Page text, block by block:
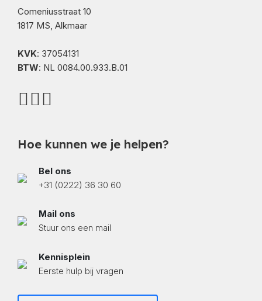
Comeniusstraat 10
1817 MS, Alkmaar
KVK: 37054131
BTW: NL 0084.00.933.B.01
Hoe kunnen we je helpen?
Bel ons
+31 (0222) 36 30 60
Mail ons
Stuur ons een mail
Kennisplein
Eerste hulp bij vragen